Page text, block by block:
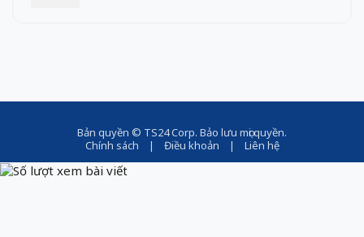
Bản quyền © TS24 Corp. Bảo lưu mọi quyền.
Chính sách | Điều khoản | Liên hệ